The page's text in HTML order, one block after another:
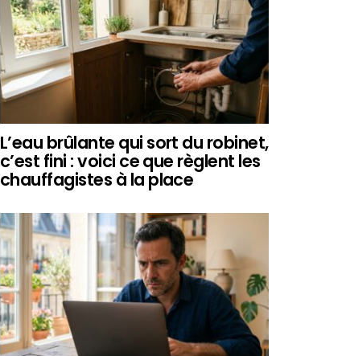
L’eau brûlante qui sort du robinet,
c’est fini : voici ce que règlent les
chauffagistes à la place